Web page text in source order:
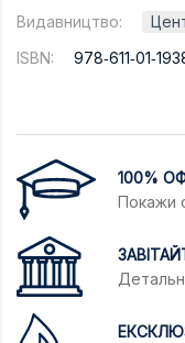
Видавництво:
ISBN:
100%
Покажи